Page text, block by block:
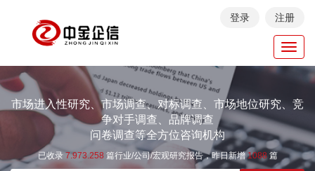
登录 注册
市场进入性研究、市场调查、对标调查、市场地位研究、竞
争对手调查、品牌调查
问卷调查等全方位咨询机构
已收录 7.973.258 篇行业/公司/宏观研究报告，昨日新增1088篇